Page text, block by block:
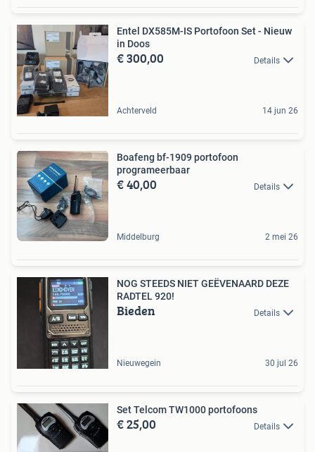
Entel DX585M-IS Portofoon Set - Nieuw
in Doos
€ 300,00 Details
Achterveld 14 jun 26
Boafeng bf-1909 portofoon
programeerbaar
€ 40,00 Details
Middelburg 2 mei 26
NOG STEEDS NIET GEËVENAARD DEZE
RADTEL 920!
Bieden Details
Nieuwegein 30 jul 26
Set Telcom TW1000 portofoons
€ 25,00 Details